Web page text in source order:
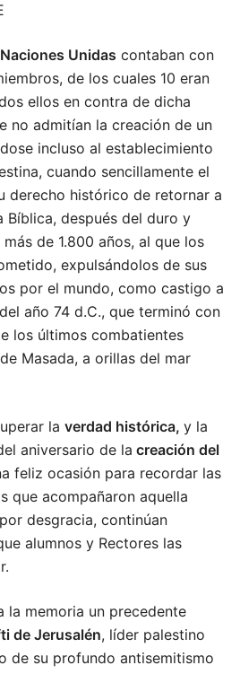
Naciones Unidas contaban con
de los cuales 10 eran
ellos en contra de dicha
no admitían la creación de un
incluso al establecimiento
cuando sencillamente el
derecho histórico de retornar a
Bíblica, después del duro y
de 1.800 años, al que los
expulsándolos de sus
por el mundo, como castigo a
año 74 d.C., que terminó con
los últimos combatientes
Masada, a orillas del mar
la verdad histórica, y la
aniversario de la creación del
feliz ocasión para recordar las
que acompañaron aquella
desgracia, continúan
alumnos y Rectores las
la memoria un precedente
de Jerusalén, líder palestino
de su profundo antisemitismo